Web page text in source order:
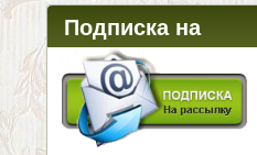
Подписка на
новости